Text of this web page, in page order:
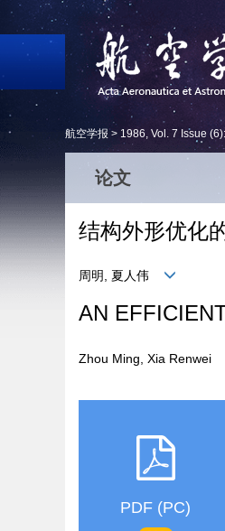
航空学报 > 1986, Vol. 7 Issue (6)
论文
结构外形优化
周明, 夏人伟
AN
Zhou Ming, Xia Renwei
PDF (PC)